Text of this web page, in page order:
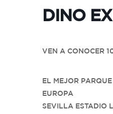
DINO
VEN A CONOCER
EL MEJOR
EUROPA
SEVILLA ESTADIO